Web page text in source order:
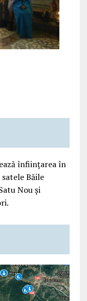
înființarea în
Băile
Nou și